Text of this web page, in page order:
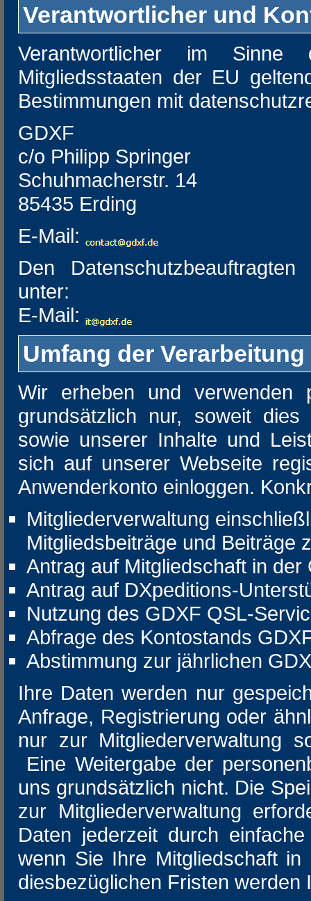
Verantwortlicher und
Verantwortlicher im
Mitgliedsstaaten der EU
Bestimmungen mit
GDXF
c/o Philipp Springer
Schuhmacherstr. 14
85435 Erding
E-Mail:
Den
unter:
E-Mail:
Umfang der
Wir erheben und verwenden
grundsätzlich nur, soweit
sowie unserer Inhalte und
sich auf unserer Webseite
Anwenderkonto einloggen.
Mitgliederverwaltung
Mitgliedsbeiträge und Beiträge
Antrag auf Mitgliedschaft in der
Antrag auf DXpeditions-
Nutzung des GDXF QSL-
Abfrage des Kontostands
Abstimmung zur jährlichen
Ihre Daten werden nur
Anfrage, Registrierung oder
nur zur Mitgliederverwaltung
Eine Weitergabe der
uns grundsätzlich nicht. Die
zur Mitgliederverwaltung
Daten jederzeit durch
wenn Sie Ihre Mitgliedschaft
diesbezüglichen Fristen werden